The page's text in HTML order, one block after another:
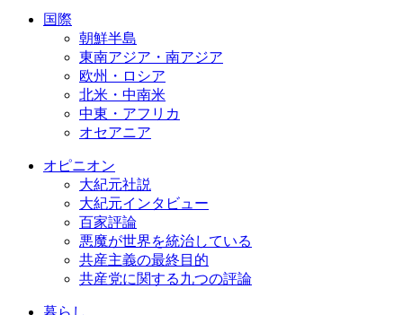
国際
朝鮮半島
東南アジア・南アジア
欧州・ロシア
北米・中南米
中東・アフリカ
オセアニア
オピニオン
大紀元社説
大紀元インタビュー
百家評論
悪魔が世界を統治している
共産主義の最終目的
共産党に関する九つの評論
暮らし